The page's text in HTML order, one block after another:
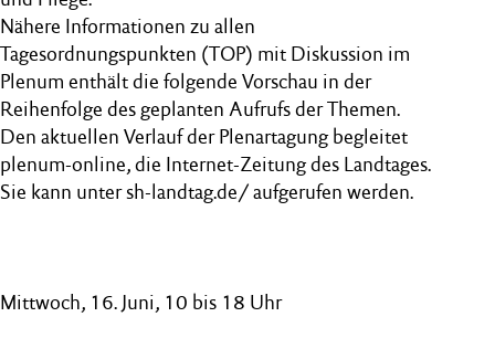
Nähere Informationen zu allen
Tagesordnungspunkten (TOP) mit Diskussion im
Plenum enthält die folgende Vorschau in der
Reihenfolge des geplanten Aufrufs der Themen.
Den aktuellen Verlauf der Plenartagung begleitet
plenum-online, die Internet-Zeitung des Landtages.
Sie kann unter sh-landtag.de/ aufgerufen werden.
Mittwoch, 16. Juni, 10 bis 18 Uhr